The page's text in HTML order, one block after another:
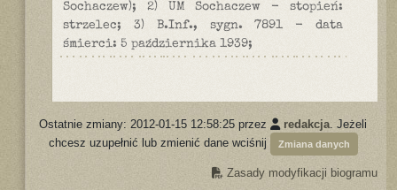
Sochaczew); 2) UM Sochaczew - stopień:
strzelec; 3) B.Inf., sygn. 7891 - data
śmierci: 5 października 1939;
Ostatnie zmiany: 2012-01-15 12:58:25 przez redakcja. Jeżeli
chcesz uzupełnić lub zmienić dane wciśnij
Zmiana danych
Zasady modyfikacji biogramu